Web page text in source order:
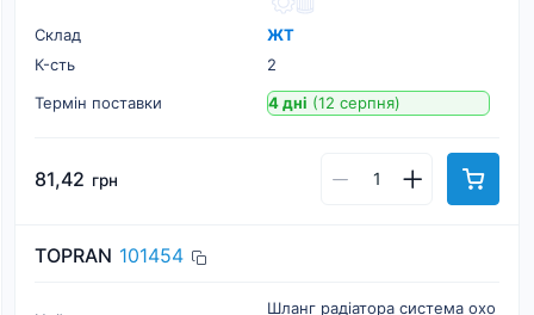
Склад
ЖТ
К-cть
2
Термін поставки
4 дні (12 серпня)
81,42 грн
TOPRAN 101454
Шланг радіатора система охо